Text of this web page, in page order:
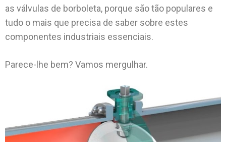
as válvulas de borboleta, porque são tão populares e
tudo o mais que precisa de saber sobre estes
componentes industriais essenciais.
Parece-lhe bem? Vamos mergulhar.